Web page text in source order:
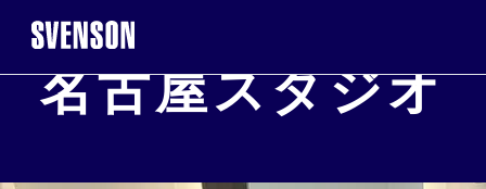
まずは無料相談を。お気軽にご来店くだ
名古屋スタジオ